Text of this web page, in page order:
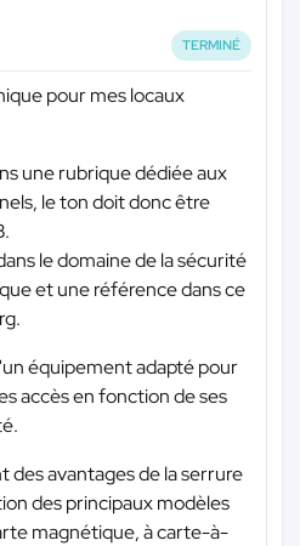
TERMINÉ
pour mes locaux
une rubrique dédiée aux
le ton doit donc être
le domaine de la sécurité
et une référence dans ce
équipement adapté pour
accès en fonction de ses
des avantages de la serrure
des principaux modèles
magnétique, à carte-à-